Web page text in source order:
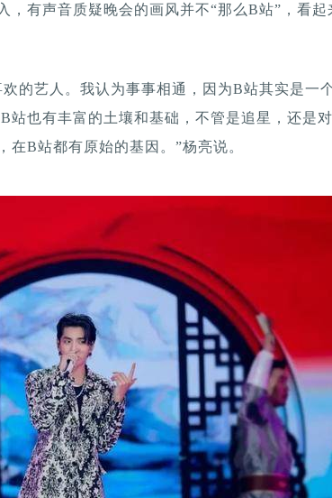
，有声音质疑晚会的画风并不“那么B站”，看起
的艺人。我认为事事相通，因为B站其实是一
站也有丰富的土壤和基础，不管是追星，还是
B站都有原始的基因。”杨亮说。